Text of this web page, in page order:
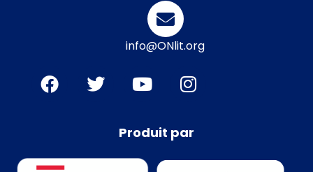
info@ONlit.org
Produit par